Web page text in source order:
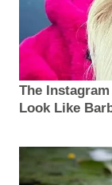
The
Look Like